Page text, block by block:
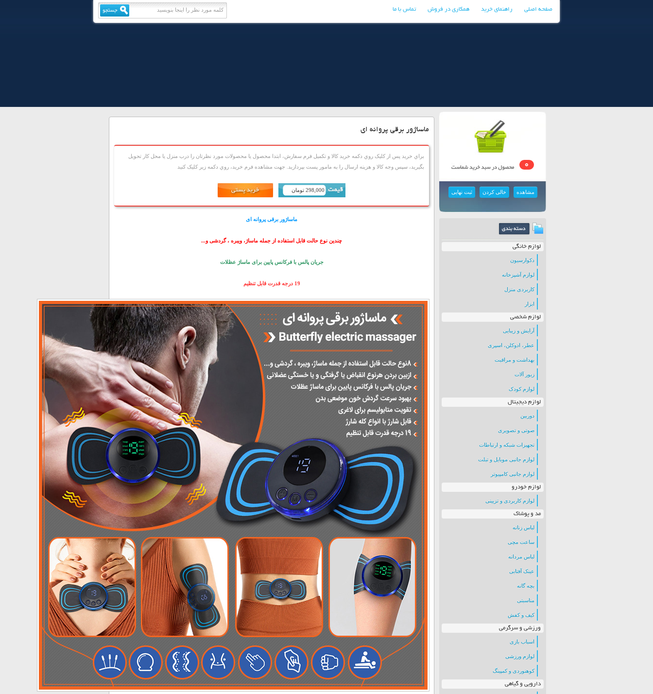
صفحه اصلی راهنمای خرید همکاری در فروش تماس با ما
0
مشاهده خالی کردن ثبت نهایی
لوازم خانگی
دکوارسیون
لوازم آشپزخانه
کاربردی منزل
ابزار
لوازم شخصی
آرایش و زیبایی
عطر، ادوکلن، اسپری
بهداشت و مراقبت
زیور آلات
لوازم کودک
لوازم دیجیتال
دوربین
صوتی و تصویری
تجهیزات شبکه و ارتباطات
لوازم جانبی موبایل و تبلت
لوازم جانبی کامپیوتر
لوازم خودرو
لوازم کاربردی و تزیینی
مد و پوشاک
لباس زنانه
ساعت مچی
لباس مردانه
عینک آفتابی
بچه گانه
مناسبتی
کیف و کفش
ورزشی و سرگرمی
اسباب بازی
لوازم ورزشی
کوهنوردی و کمپینگ
دارویی و گیاهی
ماساژور برقی پروانه ای
براي خريد پس از کليک روي دکمه خريد کالا و تکميل فرم سفارش، ابتدا محصول يا محصولات مورد نظرتان را درب منزل يا محل کار تحويل
بگيريد، سپس وجه کالا و هزينه ارسال را به مامور پست بپردازيد. جهت مشاهده فرم خريد، روي دکمه زير کليک کنيد
298,000 تومان
ماساژور برقی پروانه ای
چندین نوع حالت قابل استفاده از جمله ماساژ، ویبره ، گردشی و...
جریان پالس با فرکانس پایین برای ماساژ عظلات
19 درجه قدرت قابل تنظیم